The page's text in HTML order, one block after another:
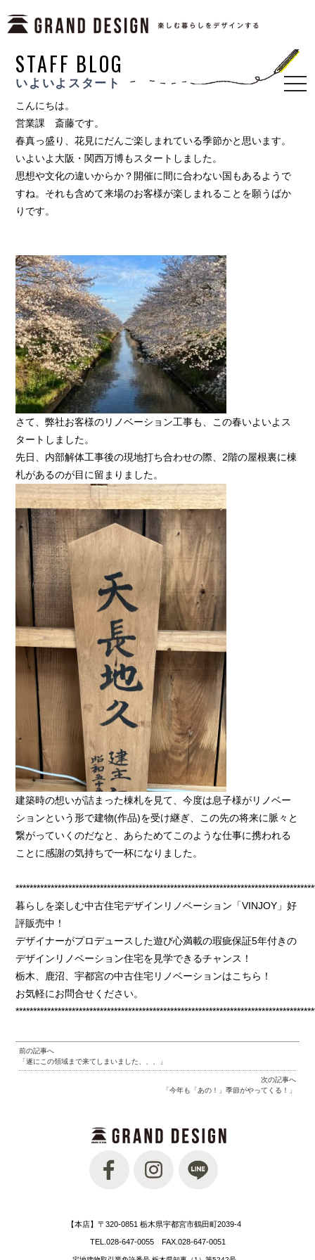
STAFF BLOG
いよいよスタート
こんにちは。
営業課 斎藤です。
春真っ盛り、花見にだんご楽しまれている季節かと思います。
いよいよ大阪・関西万博もスタートしました。
思想や文化の違いからか？開催に間に合わない国もあるようで
すね。それも含めて来場のお客様が楽しまれることを願うばか
りです。
さて、弊社お客様のリノベーション工事も、この春いよいよス
タートしました。
先日、内部解体工事後の現地打ち合わせの際、2階の屋根裏に棟
札があるのが目に留まりました。
建築時の想いが詰まった棟札を見て、今度は息子様がリノベー
ションという形で建物(作品)を受け継ぎ、この先の将来に脈々と
繋がっていくのだなと、あらためてこのような仕事に携われる
ことに感謝の気持ちで一杯になりました。
暮らしを楽しむ中古住宅デザインリノベーション「VINJOY」好
評販売中！
デザイナーがプロデュースした遊び心満載の瑕疵保証5年付きの
デザインリノベーション住宅を見学できるチャンス！
栃木、鹿沼、宇都宮の中古住宅リノベーションはこちら！
お気軽にお問合せください。
前の記事へ
「遂にこの領域まで来てしまいました、、、」
次の記事へ
「今年も「あの！」季節がやってくる！」
【本店】〒320-0851 栃木県宇都宮市鶴田町2039-4
TEL.028-647-0055 FAX.028-647-0051